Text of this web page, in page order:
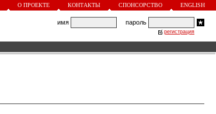
О ПРОЕКТЕ КОНТАКТЫ СПОНСОРСТВО ENGLISH
имя пароль
регистрация